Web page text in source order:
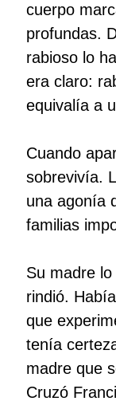
cuerpo
profundas.
rabioso lo
era claro:
equivalía a
Cuando
sobrevivía.
una agonía
familias
Su madre
rindió.
que
tenía
madre que
Cruzó